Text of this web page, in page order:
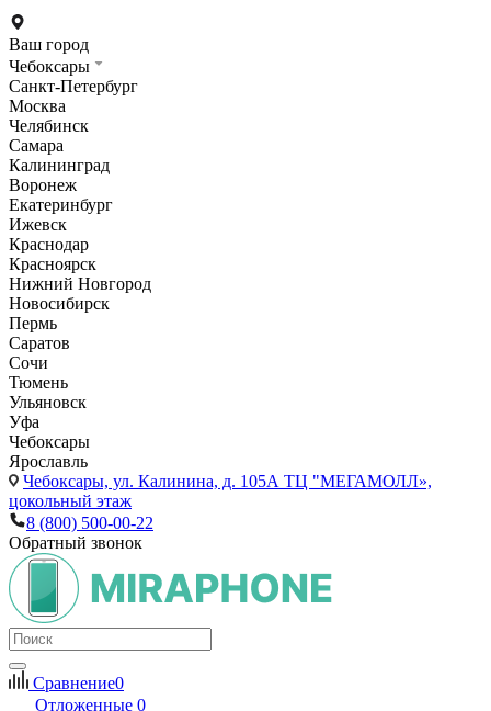
Ваш город
Чебоксары
Санкт-Петербург
Москва
Челябинск
Самара
Калининград
Воронеж
Екатеринбург
Ижевск
Краснодар
Красноярск
Нижний Новгород
Новосибирск
Пермь
Саратов
Сочи
Тюмень
Ульяновск
Уфа
Чебоксары
Ярославль
Чебоксары, ул. Калинина, д. 105А ТЦ "МЕГАМОЛЛ»,
цокольный этаж
8 (800) 500-00-22
Обратный звонок
Сравнение0
Отложенные 0